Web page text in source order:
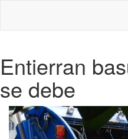
Entierran
se debe